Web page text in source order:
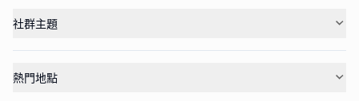
社群主題
熱門地點